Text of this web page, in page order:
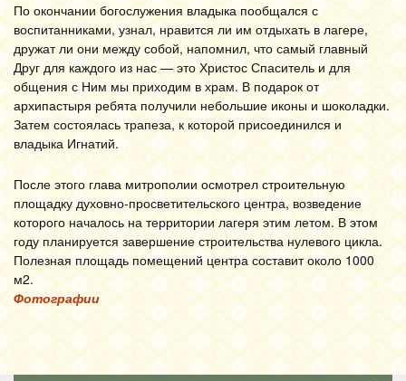
По окончании богослужения владыка пообщался с
воспитанниками, узнал, нравится ли им отдыхать в лагере,
дружат ли они между собой, напомнил, что самый главный
Друг для каждого из нас — это Христос Спаситель и для
общения с Ним мы приходим в храм. В подарок от
архипастыря ребята получили небольшие иконы и шоколадки.
Затем состоялась трапеза, к которой присоединился и
владыка Игнатий.
После этого глава митрополии осмотрел строительную
площадку духовно-просветительского центра, возведение
которого началось на территории лагеря этим летом. В этом
году планируется завершение строительства нулевого цикла.
Полезная площадь помещений центра составит около 1000
м2.
Фотографии